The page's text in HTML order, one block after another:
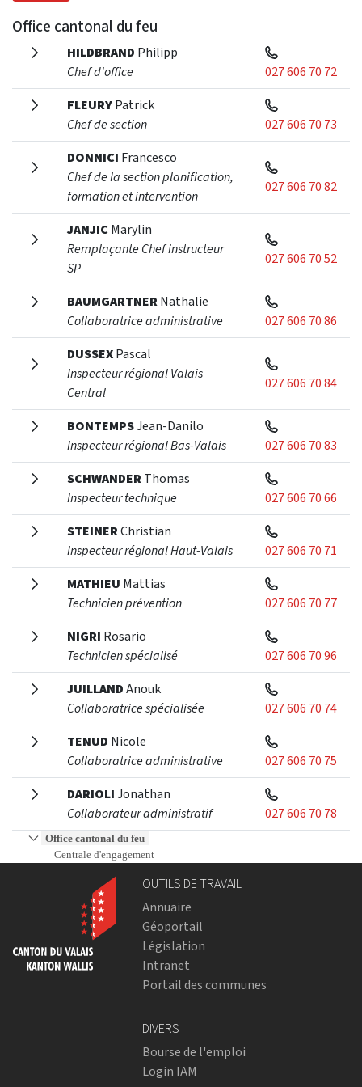
Office cantonal du feu
HILDBRAND Philipp
Chef d'office
027 606 70 72
FLEURYPatrick
Chef de section
027 606 70 73
DONNICI Francesco
Chef de la section planification,
formation et intervention
027 606 70 82
JANJICMarylin
Remplaçante Chef instructeur
SP
027 606 70 52
BAUMGARTNERNathalie
Collaboratrice administrative
027 606 70 86
DUSSEXPascal
Inspecteur régional Valais
Central
027 606 70 84
BONTEMPSJean-Danilo
Inspecteur régional Bas-Valais
027 606 70 83
SCHWANDERThomas
Inspecteur technique
027 606 70 66
STEINERChristian
Inspecteur régional Haut-Valais
027 606 70 71
MATHIEU Mattias
Technicien prévention
027 606 70 77
NIGRI Rosario
Technicien spécialisé
027 606 70 96
JUILLANDAnouk
Collaboratrice spécialisée
027 606 70 74
TENUD Nicole
Collaboratrice administrative
027 606 70 75
DARIOLIJonathan
Collaborateur administratif
027 606 70 78
Office cantonal du feu
Centrale d'engagement
OUTILS DE TRAVAIL
Annuaire
Géoportail
Législation
Intranet
Portail des communes
DIVERS
Bourse de l'emploi
Login IAM